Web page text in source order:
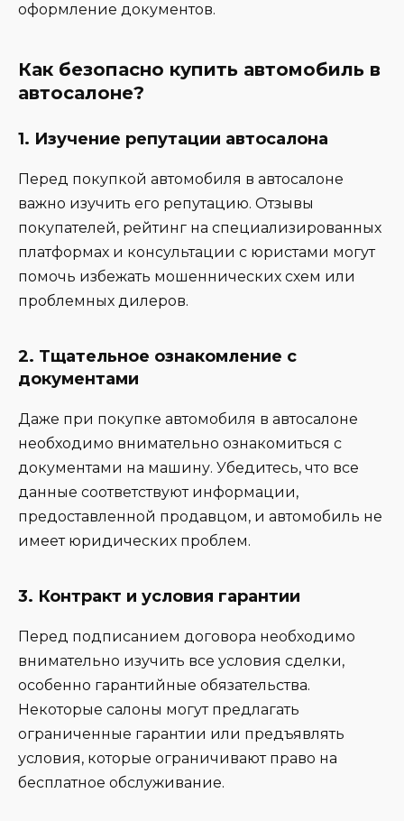
оформление документов.
Как безопасно купить автомобиль в
автосалоне?
1. Изучение репутации автосалона
Перед покупкой автомобиля в автосалоне
важно изучить его репутацию. Отзывы
покупателей, рейтинг на специализированных
платформах и консультации с юристами могут
помочь избежать мошеннических схем или
проблемных дилеров.
2. Тщательное ознакомление с
документами
Даже при покупке автомобиля в автосалоне
необходимо внимательно ознакомиться с
документами на машину. Убедитесь, что все
данные соответствуют информации,
предоставленной продавцом, и автомобиль не
имеет юридических проблем.
3. Контракт и условия гарантии
Перед подписанием договора необходимо
внимательно изучить все условия сделки,
особенно гарантийные обязательства.
Некоторые салоны могут предлагать
ограниченные гарантии или предъявлять
условия, которые ограничивают право на
бесплатное обслуживание.